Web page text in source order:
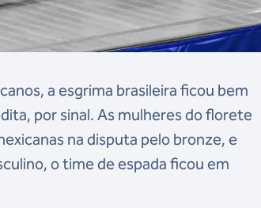
a esgrima brasileira ficou bem
por sinal. As mulheres do florete
na disputa pelo bronze, e
o time de espada ficou em